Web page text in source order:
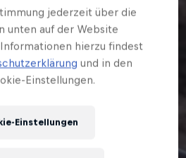
jederzeit über die
unten auf der Website
hierzu findest
und in den
Einstellungen.
Einstellungen